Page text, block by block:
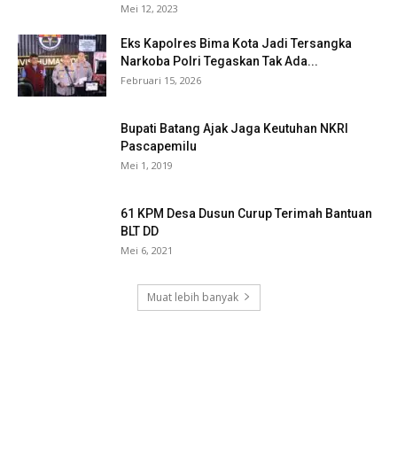
Mei 12, 2023
Eks Kapolres Bima Kota Jadi Tersangka
Narkoba Polri Tegaskan Tak Ada...
Februari 15, 2026
Bupati Batang Ajak Jaga Keutuhan NKRI
Pascapemilu
Mei 1, 2019
61 KPM Desa Dusun Curup Terimah Bantuan
BLT DD
Mei 6, 2021
Muat lebih banyak